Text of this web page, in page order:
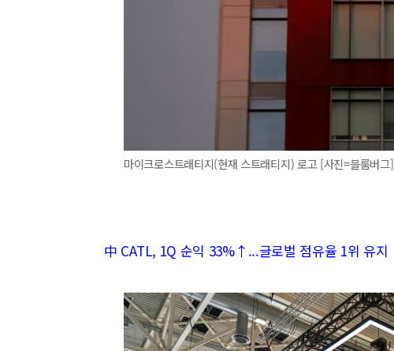
마이크로스트래티지(현재 스트래티지) 로고 [사진=블룸버그]
中 CATL, 1Q 순익 33%↑...글로벌 점유율 1위 유지